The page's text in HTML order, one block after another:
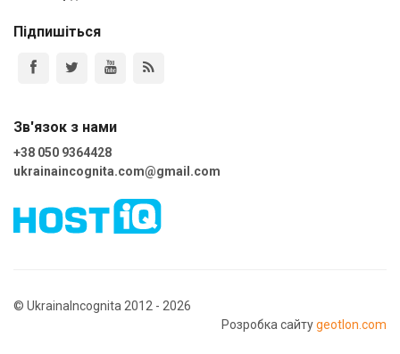
Підпишіться
Зв'язок з нами
+38 050 9364428
ukrainaincognita.com@gmail.com
© UkrainaIncognita 2012 - 2026
Розробка сайтуgeotlon.com